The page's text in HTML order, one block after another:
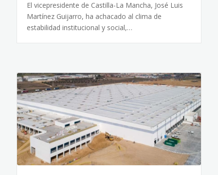
El vicepresidente de Castilla-La Mancha, José Luis
Martínez Guijarro, ha achacado al clima de
estabilidad institucional y social,…